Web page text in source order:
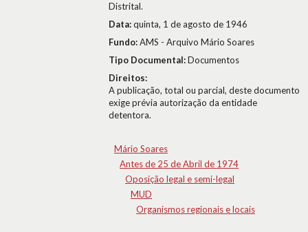
Distrital.
Data:quinta, 1 de agosto de 1946
Fundo:AMS - Arquivo Mário Soares
Tipo Documental:Documentos
Direitos:
A publicação, total ou parcial, deste documento
exige prévia autorização da entidade
detentora.
Mário Soares
Antes de 25 de Abril de 1974
Oposição legal e semi-legal
MUD
Organismos regionais e locais